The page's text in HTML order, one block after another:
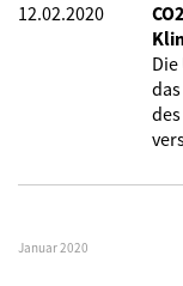
12.02.2020
Januar 2020